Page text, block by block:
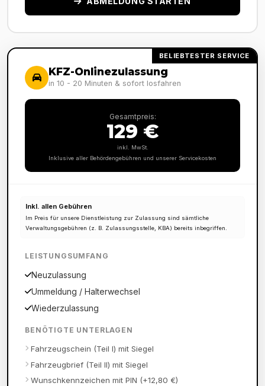
BELIEBTESTER SERVICE
KFZ-Onlinezulassung
in 10 - 20 Minuten & sofort losfahren
Gesamtpreis:
129 €
inkl. MwSt.
Inklusive aller Behördengebühren und unserer Servicekosten
Inkl. allen Gebühren
Im Preis für unsere Dienstleistung zur Zulassung sind sämtliche
Verwaltungsgebühren (z. B. Zulassungsstelle, KBA) bereits inbegriffen.
LEISTUNGSUMFANG
Neuzulassung
Ummeldung / Halterwechsel
Wiederzulassung
BENÖTIGTE UNTERLAGEN
Fahrzeugschein (Teil I) mit Siegel
Fahrzeugbrief (Teil II) mit Siegel
Wunschkennzeichen mit PIN (+12,80 €)